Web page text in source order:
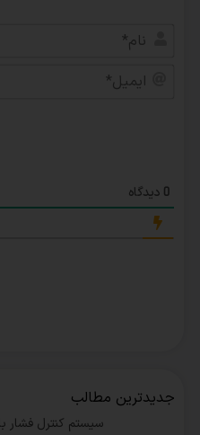
0 دیدگاه
جدیدترین مطالب
سیستم کنترل فشار